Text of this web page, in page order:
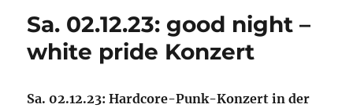
Sa. 02.12.23: good night –
white pride Konzert
Sa. 02.12.23: Hardcore-Punk-Konzert in der